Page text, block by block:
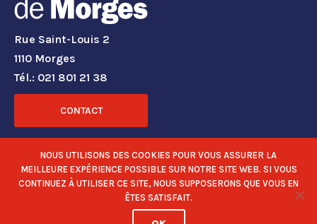
Rue Saint-Louis 2
1110 Morges
Tél.: 021 801 21 38
CONTACT
RÉSEAUX SOCIAUX
NOUS UTILISONS DES COOKIES POUR VOUS ASSURER LA
MEILLEURE EXPÉRIENCE POSSIBLE SUR NOTRE SITE WEB. SI VOUS
CONTINUEZ À UTILISER CE SITE, NOUS SUPPOSERONS QUE VOUS EN
ÊTES SATISFAIT.